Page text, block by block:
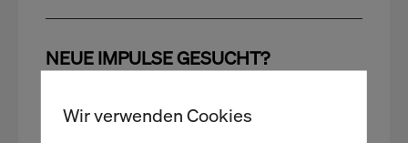
NEUE IMPULSE GESUCHT?
zum Thema
Wir verwenden Cookies